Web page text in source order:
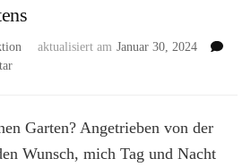
aktualisiert am Januar 30, 2024
zu
Test:
die
Garten? Angetrieben von der
Wunsch, mich Tag und Nacht